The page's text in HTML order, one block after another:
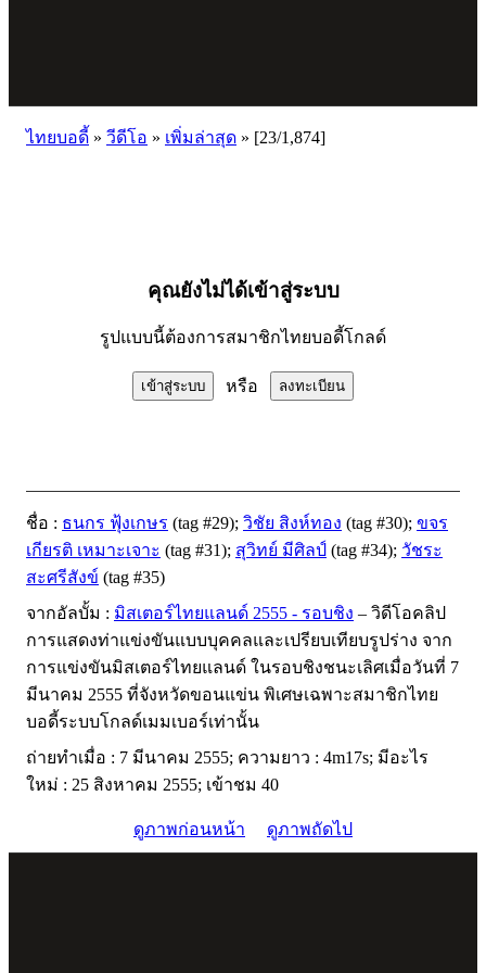
ไทยบอดี้ » วีดีโอ » เพิ่มล่าสุด » [23/1,874]
คุณยังไม่ได้เข้าสู่ระบบ
รูปแบบนี้ต้องการสมาชิกไทยบอดี้โกลด์
หรือ
ชื่อ : ธนกร ฟุ้งเกษร (tag #29); วิชัย สิงห์ทอง (tag #30); ขจร
เกียรติ เหมาะเจาะ (tag #31); สุวิทย์ มีศิลป์ (tag #34); วัชระ
สะศรีสังข์ (tag #35)
จากอัลบั้ม : มิสเตอร์ไทยแลนด์ 2555 - รอบชิง – วิดีโอคลิป
การแสดงท่าแข่งขันแบบบุคคลและเปรียบเทียบรูปร่าง จาก
การแข่งขันมิสเตอร์ไทยแลนด์ ในรอบชิงชนะเลิศเมื่อวันที่ 7
มีนาคม 2555 ที่จังหวัดขอนแข่น พิเศษเฉพาะสมาชิกไทย
บอดี้ระบบโกลด์เมมเบอร์เท่านั้น
ถ่ายทำเมื่อ : 7 มีนาคม 2555; ความยาว : 4m17s; มีอะไร
ใหม่ : 25 สิงหาคม 2555; เข้าชม 40
ดูภาพก่อนหน้า ดูภาพถัดไป